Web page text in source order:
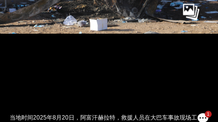
1
当地时间2025年8月20日，阿富汗赫拉特，救援人员在大巴车事故现场工